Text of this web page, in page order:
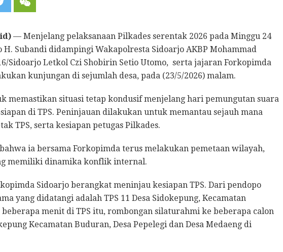
— Menjelang pelaksanaan Pilkades serentak 2026 pada Minggu 24
H. Subandi didampingi Wakapolresta Sidoarjo AKBP Mohammad
Sidoarjo Letkol Czi Shobirin Setio Utomo, serta jajaran Forkopimda
kunjungan di sejumlah desa, pada (23/5/2026) malam.
memastikan situasi tetap kondusif menjelang hari pemungutan suara
di TPS. Peninjauan dilakukan untuk memantau sejauh mana
TPS, serta kesiapan petugas Pilkades.
ia bersama Forkopimda terus melakukan pemetaan wilayah,
memiliki dinamika konflik internal.
Sidoarjo berangkat meninjau kesiapan TPS. Dari pendopo
yang didatangi adalah TPS 11 Desa Sidokepung, Kecamatan
menit di TPS itu, rombongan silaturahmi ke beberapa calon
Kecamatan Buduran, Desa Pepelegi dan Desa Medaeng di